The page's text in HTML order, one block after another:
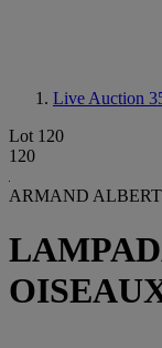
Live Auction
Lot 120
120
ARMAND